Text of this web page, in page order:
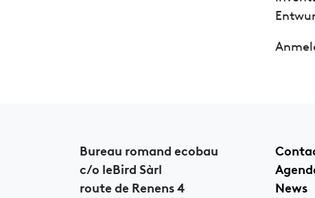
Bureau romand ecobau
c/o leBird Sàrl
route de Renens 4
News